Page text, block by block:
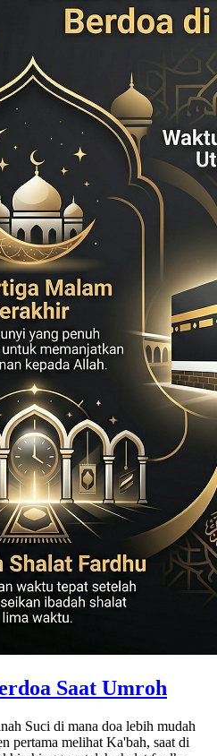
Saat Umroh
Suci di mana doa lebih mudah
pertama melihat Ka'bah, saat di